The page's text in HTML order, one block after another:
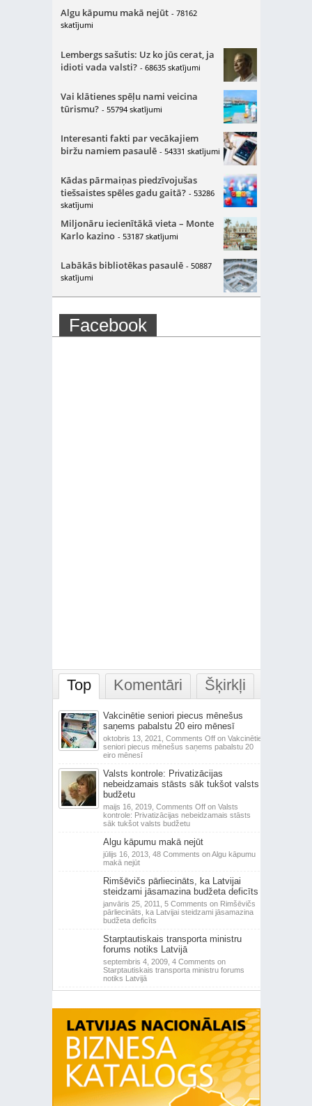
Algu kāpumu makā nejūt - 78162
skatījumi
Lembergs sašutis: Uz ko jūs cerat, ja
idioti vada valsti? - 68635 skatījumi
Vai klātienes spēļu nami veicina
tūrismu? - 55794 skatījumi
Interesanti fakti par vecākajiem
biržu namiem pasaulē - 54331 skatījumi
Kādas pārmaiņas piedzīvojušas
tiešsaistes spēles gadu gaitā? - 53286
skatījumi
Miljonāru iecienītākā vieta – Monte
Karlo kazino - 53187 skatījumi
Labākās bibliotēkas pasaulē - 50887
skatījumi
Facebook
Top Komentāri Šķirkļi
Vakcinētie seniori piecus mēnešus
saņems pabalstu 20 eiro mēnesī
oktobris 13, 2021, Comments Offon Vakcinētie
seniori piecus mēnešus saņems pabalstu 20
eiro mēnesī
Valsts kontrole: Privatizācijas
nebeidzamais stāsts sāk tukšot valsts
budžetu
maijs 16, 2019, Comments Offon Valsts
kontrole: Privatizācijas nebeidzamais stāsts
sāk tukšot valsts budžetu
Algu kāpumu makā nejūt
jūlijs 16, 2013, 48 Comments on Algu kāpumu
makā nejūt
Rimšēvičs pārliecināts, ka Latvijai
steidzami jāsamazina budžeta deficīts
janvāris 25, 2011, 5 Comments on Rimšēvičs
pārliecināts, ka Latvijai steidzami jāsamazina
budžeta deficīts
Starptautiskais transporta ministru
forums notiks Latvijā
septembris 4, 2009, 4 Comments on
Starptautiskais transporta ministru forums
notiks Latvijā